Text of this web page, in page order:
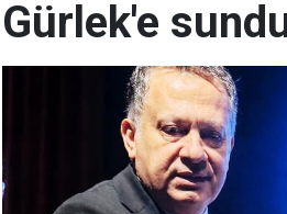
Gürlek'e